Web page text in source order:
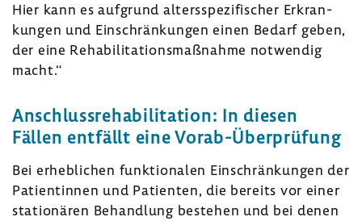
Hier kann es aufgrund alters­spe­zi­fi­scher Erkran­
kungen und Einschrän­kungen einen Bedarf geben,
der eine Reha­bi­li­ta­ti­ons­maß­nahme notwendig
macht.“
Anschluss­re­ha­bi­li­ta­tion: In diesen
Fällen entfällt eine Vorab-​Überprüfung
Bei erheb­li­chen funk­tio­nalen Einschrän­kungen der
Pati­en­tinnen und Pati­enten, die bereits vor einer
statio­nären Behand­lung bestehen und bei denen